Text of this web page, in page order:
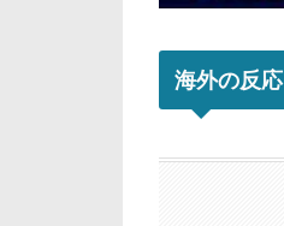
海外の反応